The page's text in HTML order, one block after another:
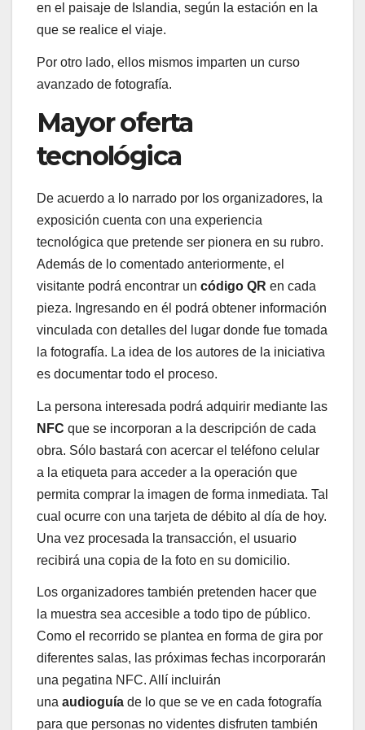
en el paisaje de Islandia, según la estación en la
que se realice el viaje.
Por otro lado, ellos mismos imparten un curso
avanzado de fotografía.
Mayor oferta
tecnológica
De acuerdo a lo narrado por los organizadores, la
exposición cuenta con una experiencia
tecnológica que pretende ser pionera en su rubro.
Además de lo comentado anteriormente, el
visitante podrá encontrar un código QR en cada
pieza. Ingresando en él podrá obtener información
vinculada con detalles del lugar donde fue tomada
la fotografía. La idea de los autores de la iniciativa
es documentar todo el proceso.
La persona interesada podrá adquirir mediante las
NFC que se incorporan a la descripción de cada
obra. Sólo bastará con acercar el teléfono celular
a la etiqueta para acceder a la operación que
permita comprar la imagen de forma inmediata. Tal
cual ocurre con una tarjeta de débito al día de hoy.
Una vez procesada la transacción, el usuario
recibirá una copia de la foto en su domicilio.
Los organizadores también pretenden hacer que
la muestra sea accesible a todo tipo de público.
Como el recorrido se plantea en forma de gira por
diferentes salas, las próximas fechas incorporarán
una pegatina NFC. Allí incluirán
una audioguía de lo que se ve en cada fotografía
para que personas no videntes disfruten también